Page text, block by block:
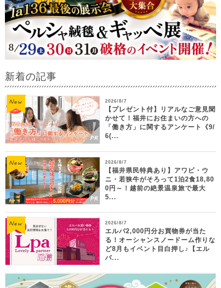
新着の記事
2026/8/7
【プレゼント付】リアルなご意見聞
かせて！福井にお住まいの方への
「働き方」に関するアンケート《9/
6(...
2026/8/7
【福井県民特典あり】アワビ・ウ
ニ・若狭牛がそろって1泊2食18,80
0円～！越前の絶景温泉旅で最大
5...
2026/8/7
エルパ2,000円分お買物券が当た
る！オーシャンスノードーム作りな
ど8月もイベント目白押し♪【エル
パ...